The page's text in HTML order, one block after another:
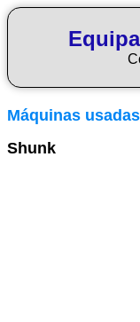
Máquinas
Shunk